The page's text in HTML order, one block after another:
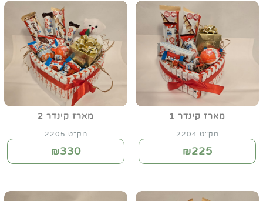
מארז קינדר 1
מק"ט 2204
₪225
מארז קינדר 2
מק"ט 2205
₪330